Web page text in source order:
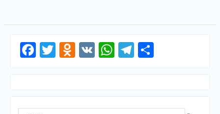
Facebook
Twitter
Odnoklassniki
VKWhatsApp
Telegram
Поиск